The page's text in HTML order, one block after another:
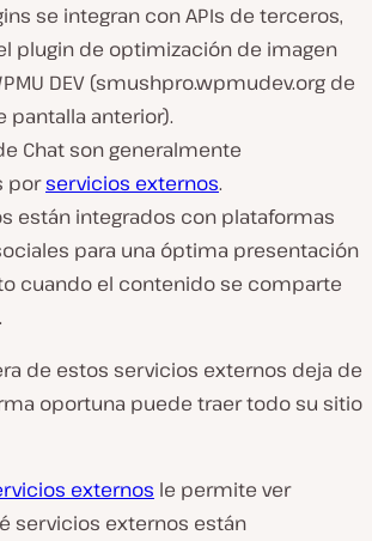
se integran con APIs de terceros,
plugin de optimización de imagen
DEV (smushpro.wpmudev.org de
pantalla anterior).
Chat son generalmente
porservicios externos.
están integrados con plataformas
para una óptima presentación
cuando el contenido se comparte
de estos servicios externos deja de
oportuna puede traer todo su sitio
externos le permite ver
servicios externos están